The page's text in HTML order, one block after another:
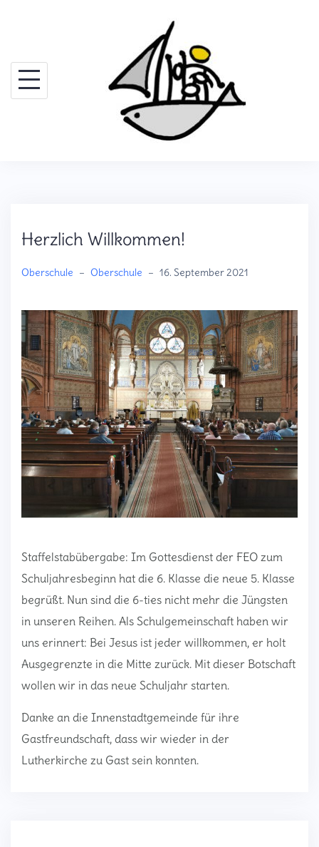
Herzlich Willkommen!
Oberschule – Oberschule – 16. September 2021
Staffelstabübergabe: Im Gottesdienst der FEO zum
Schuljahresbeginn hat die 6. Klasse die neue 5. Klasse
begrüßt. Nun sind die 6-ties nicht mehr die Jüngsten
in unseren Reihen. Als Schulgemeinschaft haben wir
uns erinnert: Bei Jesus ist jeder willkommen, er holt
Ausgegrenzte in die Mitte zurück. Mit dieser Botschaft
wollen wir in das neue Schuljahr starten.
Danke an die Innenstadtgemeinde für ihre
Gastfreundschaft, dass wir wieder in der
Lutherkirche zu Gast sein konnten.